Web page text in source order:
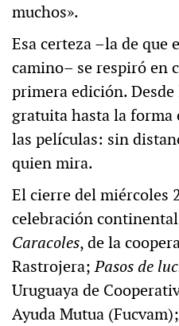
muchos».
Esa certeza –la de que
camino– se respiró en
primera edición.
gratuita hasta la forma
las películas: sin
quien mira.
El cierre del miércoles
celebración
Caracoles, de la
Rastrojera;Pasos de
Uruguaya de
Ayuda Mutua